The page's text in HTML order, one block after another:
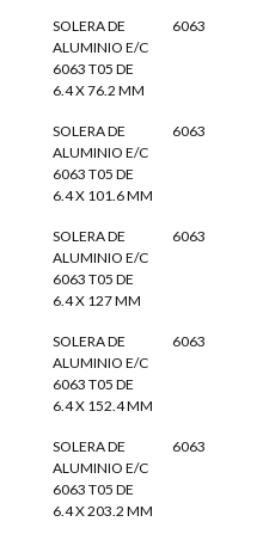
SOLERA DE
ALUMINIO E/C
6063 T05 DE
6.4 X 76.2 MM
6063
SOLERA DE
ALUMINIO E/C
6063 T05 DE
6.4 X 101.6 MM
6063
SOLERA DE
ALUMINIO E/C
6063 T05 DE
6.4 X 127 MM
6063
SOLERA DE
ALUMINIO E/C
6063 T05 DE
6.4 X 152.4 MM
6063
SOLERA DE
ALUMINIO E/C
6063 T05 DE
6.4 X 203.2 MM
6063